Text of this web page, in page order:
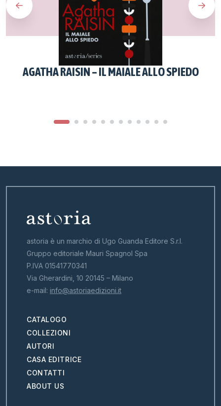
AGATHA RAISIN – IL MAIALE ALLO SPIEDO
astoria è un marchio di Ugo Guanda Editore S.r.l.
Gruppo editoriale Mauri Spagnol Spa
P.IVA 01541770341
Via Gherardini, 10 20145 – Milano
e-mail: info@astoriaedizioni.it
CATALOGO
COLLEZIONI
AUTORI
CASA EDITRICE
CONTATTI
ABOUT US